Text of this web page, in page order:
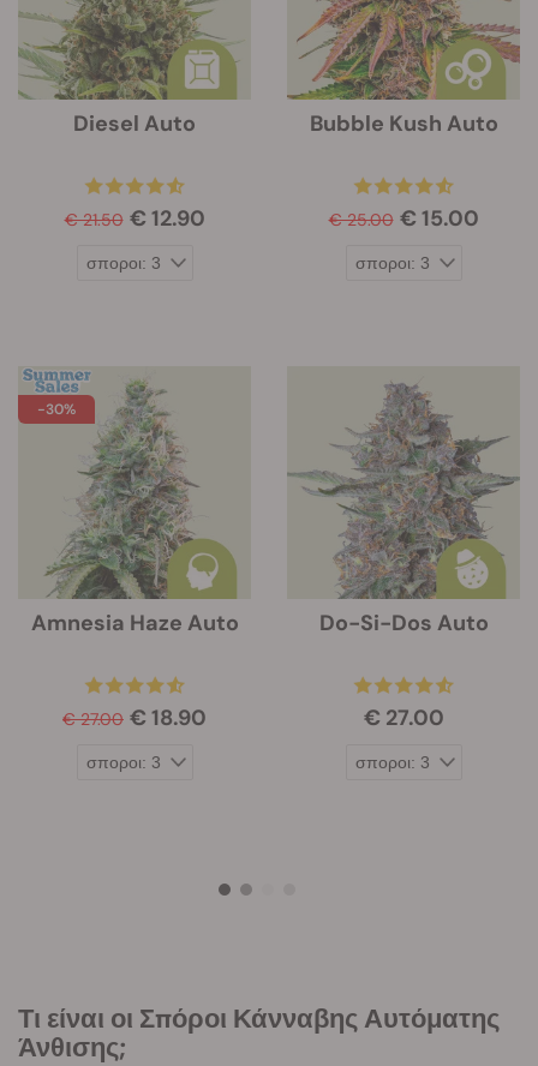
Diesel Auto
€ 21.50 € 12.90
Bubble Kush Auto
€ 25.00 € 15.00
-30%
Amnesia Haze Auto
€ 27.00 € 18.90
Do-Si-Dos Auto
€ 27.00
Τι είναι οι Σπόροι Κάνναβης Αυτόματης
Άνθισης;